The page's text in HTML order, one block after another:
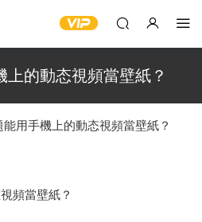
上的動态視頻當壁紙？
用手機上的動态視頻當壁紙？
頻當壁紙？